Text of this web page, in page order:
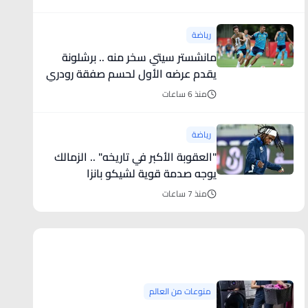
رياضة
مانشستر سيتي سخر منه .. برشلونة
يقدم عرضه الأول لحسم صفقة رودري
منذ 6 ساعات
رياضة
"العقوبة الأكبر في تاريخه" .. الزمالك
يوجه صدمة قوية لشيكو بانزا
منذ 7 ساعات
منوعات من العالم